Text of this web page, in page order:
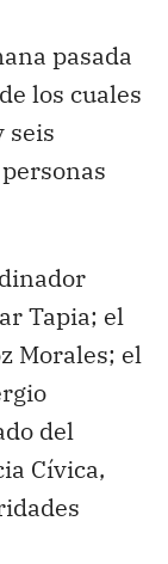
pasada
los cuales
seis
Tapia; el
Morales; el
del
Cívica,